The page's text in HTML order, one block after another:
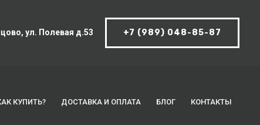
ул. Полевая д.53 +7 (989) 048-85-87
КУПИТЬ? ДОСТАВКА И ОПЛАТА БЛОГ КОНТАКТЫ